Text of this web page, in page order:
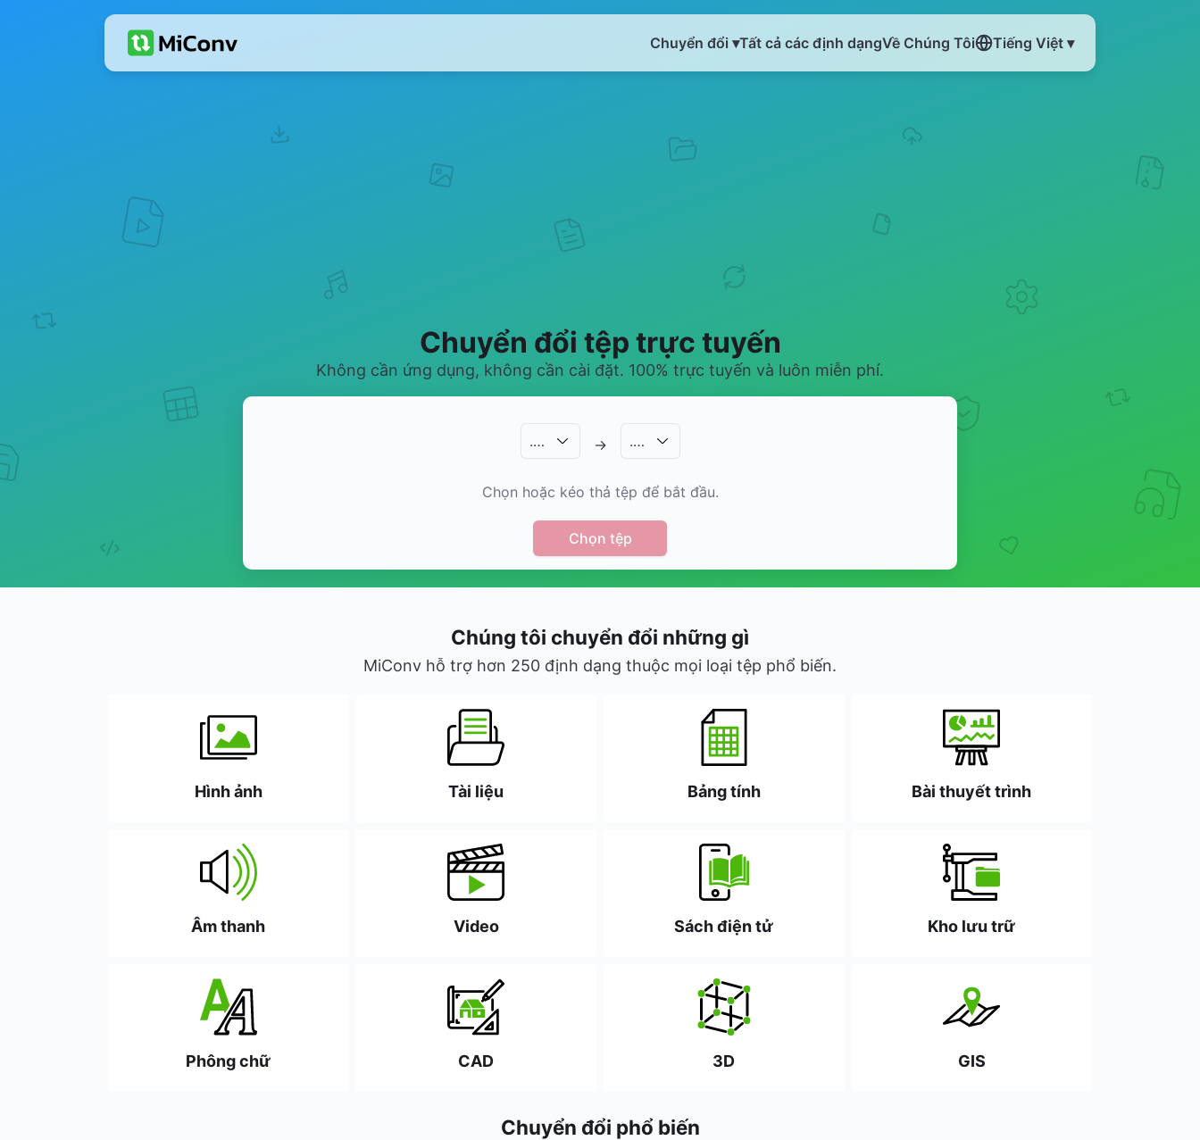
Chuyển đổi ▾Tất cả các định dạngVề Chúng Tôi Tiếng Việt ▾
Chuyển đổi tệp trực tuyến
Không cần ứng dụng, không cần cài đặt. 100% trực tuyến và luôn miễn phí.
.… → .…
Chọn hoặc kéo thả tệp để bắt đầu.
Chọn tệp
Chúng tôi chuyển đổi những gì
MiConv hỗ trợ hơn 250 định dạng thuộc mọi loại tệp phổ biến.
Hình ảnh Tài liệu Bảng tính Bài thuyết trình
Âm thanh Video Sách điện tử Kho lưu trữ
Phông chữ CAD 3D GIS
Chuyển đổi phổ biến